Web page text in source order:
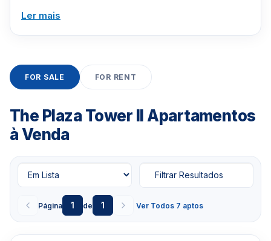
gêmeos. Apesar da diferença de altura, ambas as torres
Wolf & Associates para dar expressão a um cobiçado
condomínio.
Clique aqui para mandar um email
WhatsApp um corretor em Miami +1 305 540
5744
Para Vendas ligar no telefone no Brasil SP 11-
3957-0613
Ler mais
FOR SALE FOR RENT
The Plaza Tower II Apartamentos
à Venda
Página 1 de 1 Ver Todos 7 aptos
Filtrar Resultados